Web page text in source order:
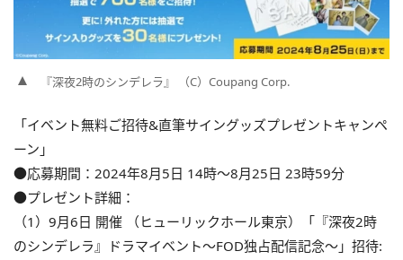
『深夜2時のシンデレラ』 （C）Coupang Corp.
「イベント無料ご招待&直筆サイングッズプレゼントキャンペ
ーン」
●応募期間：2024年8月5日 14時〜8月25日 23時59分
●プレゼント詳細：
（1）9月6日 開催 （ヒューリックホール東京）「『深夜2時
のシンデレラ』ドラマイベント〜FOD独占配信記念〜」招待: